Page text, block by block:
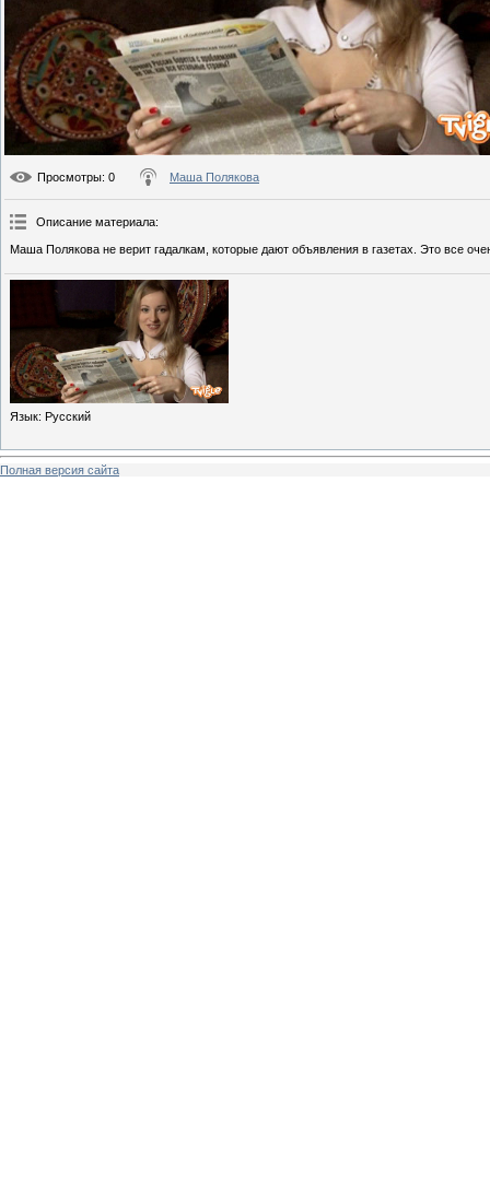
Просмотры: 0 Маша Полякова
Описание материала:
Маша Полякова не верит гадалкам, которые дают объявления в газетах. Это все
Язык: Русский
Полная версия сайта